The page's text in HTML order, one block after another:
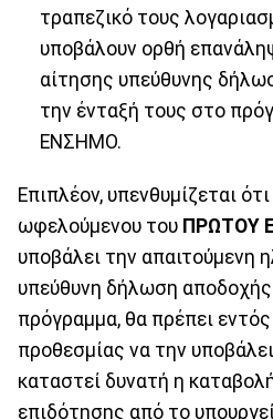
τραπεζικό τους
υποβάλουν ορθή
αίτησης υπεύθυνης
την ένταξή τους στο
ΕΝΣΗΜΟ.
Επιπλέον, υπενθυμίζεται
ωφελούμενου του ΠΡΩΤΟΥ
υποβάλει την απαιτούμενη
υπεύθυνη δήλωση
πρόγραμμα, θα πρέπει
προθεσμίας να την
καταστεί δυνατή η
επιδότησης από το